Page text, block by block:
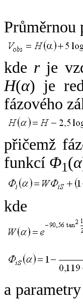
Průměrnou
kde rje
H(α) je
fázového
přičemž
funkcí Φ1(α
kde
a